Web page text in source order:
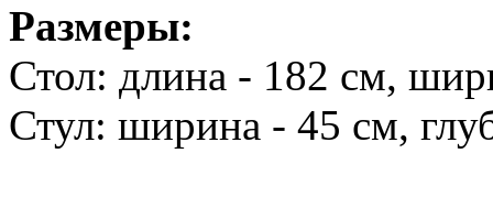
Размеры:
Стол: длина - 182 см,
Стул: ширина - 45 см,